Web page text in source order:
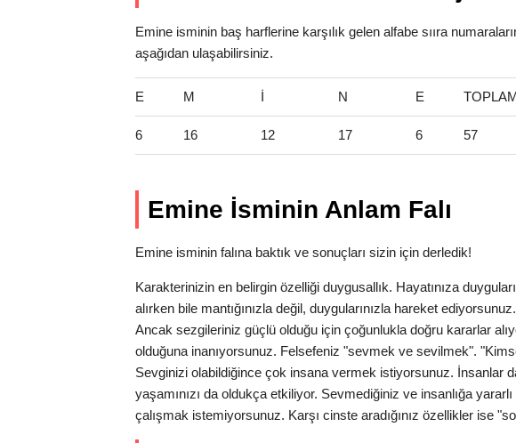
Emine isminin baş harflerine karşılık gelen alfabe sııra
aşağıdan ulaşabilirsiniz.
E M İ N E
6 16 12 17 6 57
Emine İsminin Anlam Falı
Emine isminin falına baktık ve sonuçları sizin için derledik!
Karakterinizin en belirgin özelliği duygusallık. Hayatınıza
alırken bile mantığınızla değil, duygularınızla hareket
Ancak sezgileriniz güçlü olduğu için çoğunlukla doğru kararlar
olduğuna inanıyorsunuz. Felsefeniz "sevmek ve sevilmek".
Sevginizi olabildiğince çok insana vermek istiyorsunuz. İnsanlar
yaşamınızı da oldukça etkiliyor. Sevmediğiniz ve insanlığa
çalışmak istemiyorsunuz. Karşı cinste aradığınız özellikler ise